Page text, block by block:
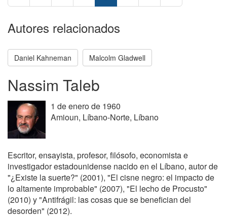
Autores relacionados
Daniel Kahneman Malcolm Gladwell
Nassim Taleb
1 de enero de 1960
Amioun, Líbano-Norte, Líbano
Escritor, ensayista, profesor, filósofo, economista e
investigador estadounidense nacido en el Líbano, autor de
"¿Existe la suerte?" (2001), "El cisne negro: el impacto de
lo altamente improbable" (2007), "El lecho de Procusto"
(2010) y "Antifrágil: las cosas que se benefician del
desorden" (2012).